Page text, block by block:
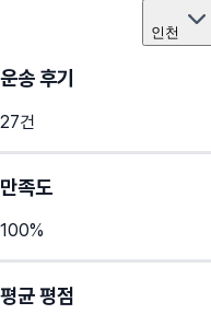
인천
운송 후기
27건
만족도
100%
평균 평점